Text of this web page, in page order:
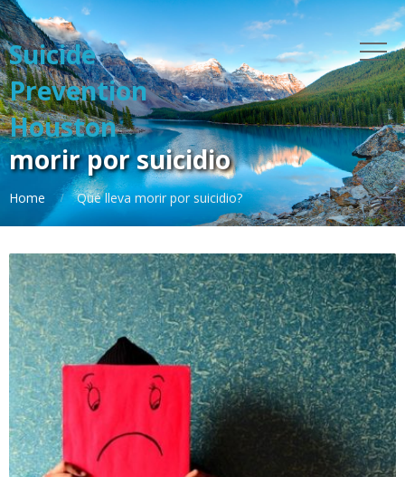
Suicide
Prevention
Houston
morir por suicidio
Home Qué lleva morir por suicidio?